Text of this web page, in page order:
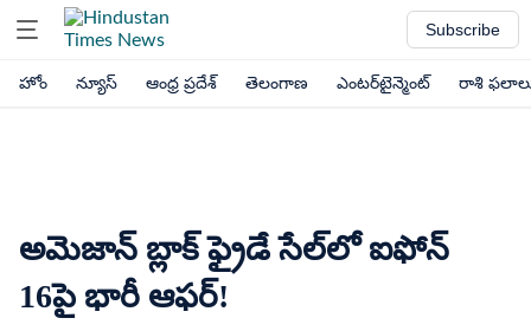
Subscribe
హోం న్యూస్ ఆంధ్ర ప్రదేశ్ తెలంగాణ ఎంటర్‌టైన్మెంట్ రాశి
అమెజాన్​ బ్లాక్​ ఫ్రైడే సేల్​లో ఐఫోన్​
16పై భారీ ఆఫర్​!